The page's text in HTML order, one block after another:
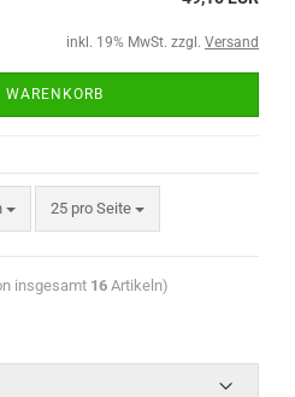
inkl. 19% MwSt. zzgl. Versand
WARENKORB
25 pro Seite
insgesamt 16Artikeln)